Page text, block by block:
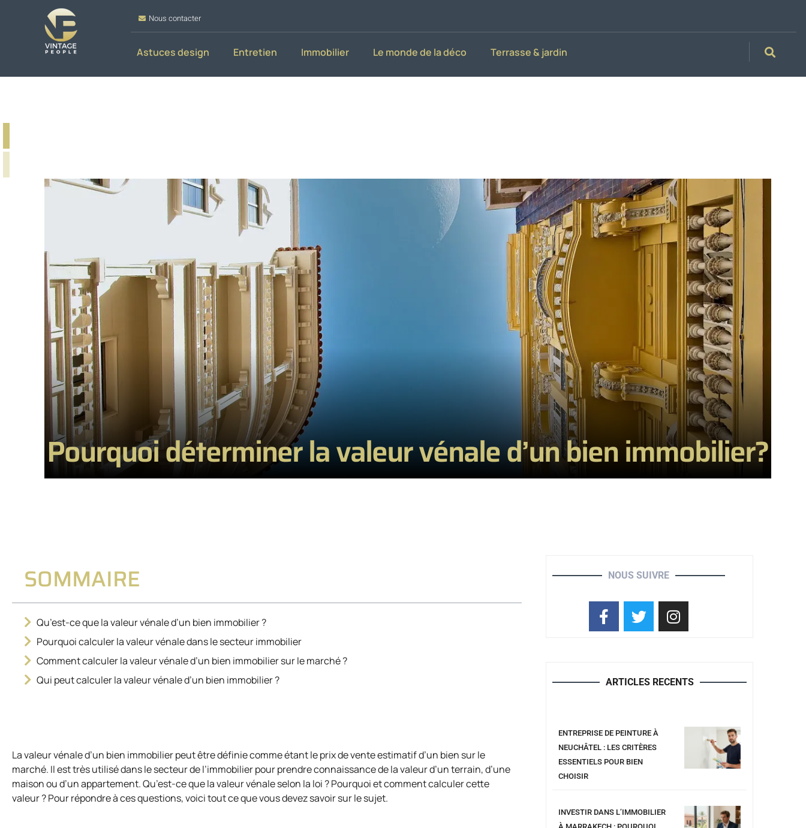
Nous contacter
Astuces design Entretien Immobilier Le monde de la déco Terrasse & jardin
Pourquoi déterminer la valeur vénale d’un bien immobilier?
SOMMAIRE
Qu’est-ce que la valeur vénale d’un bien immobilier ?
Pourquoi calculer la valeur vénale dans le secteur immobilier
Comment calculer la valeur vénale d’un bien immobilier sur le marché ?
Qui peut calculer la valeur vénale d’un bien immobilier ?
La valeur vénale d’un bien immobilier peut être définie comme étant le prix de vente estimatif d’un bien sur le
marché. Il est très utilisé dans le secteur de l’immobilier pour prendre connaissance de la valeur d’un terrain, d’une
maison ou d’un appartement. Qu’est-ce que la valeur vénale selon la loi ? Pourquoi et comment calculer cette
valeur ? Pour répondre à ces questions, voici tout ce que vous devez savoir sur le sujet.
NOUS SUIVRE
ARTICLES RECENTS
ENTREPRISE DE PEINTURE À
NEUCHÂTEL : LES CRITÈRES
ESSENTIELS POUR BIEN
CHOISIR
INVESTIR DANS L’IMMOBILIER